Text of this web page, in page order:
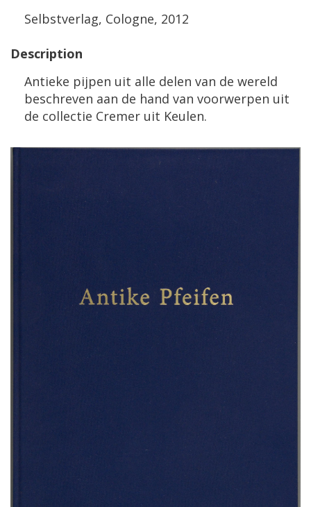
Selbstverlag, Cologne, 2012
Description
Antieke pijpen uit alle delen van de wereld
beschreven aan de hand van voorwerpen uit
de collectie Cremer uit Keulen.